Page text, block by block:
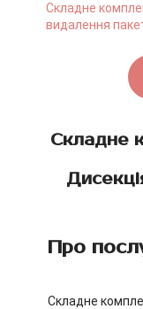
Складне
видалення
Складне
Про
Складне